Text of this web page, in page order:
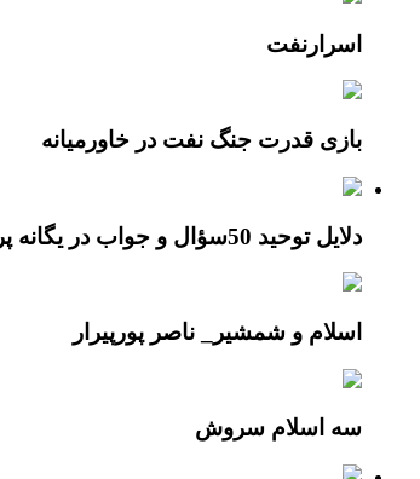
اسرارنفت
بازی قدرت جنگ نفت در خاورمیانه
دلايل توحيد 50سؤال و جواب در يگانه پرستي
اسلام و شمشیر_ ناصر پورپیرار
سه اسلام سروش